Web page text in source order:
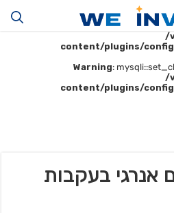
Warning
: mysqli::__construct():
/
content/plugins/
Warning:
/
content/plugins/
אנרגי בעקבות